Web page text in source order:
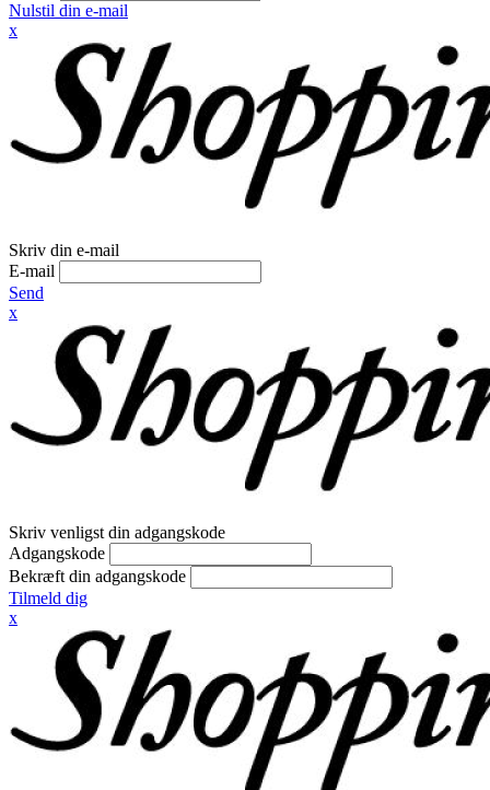
Nulstil din e-mail
x
Skriv din e-mail
E-mail
Send
x
Skriv venligst din adgangskode
Adgangskode
Bekræft din adgangskode
Tilmeld dig
x